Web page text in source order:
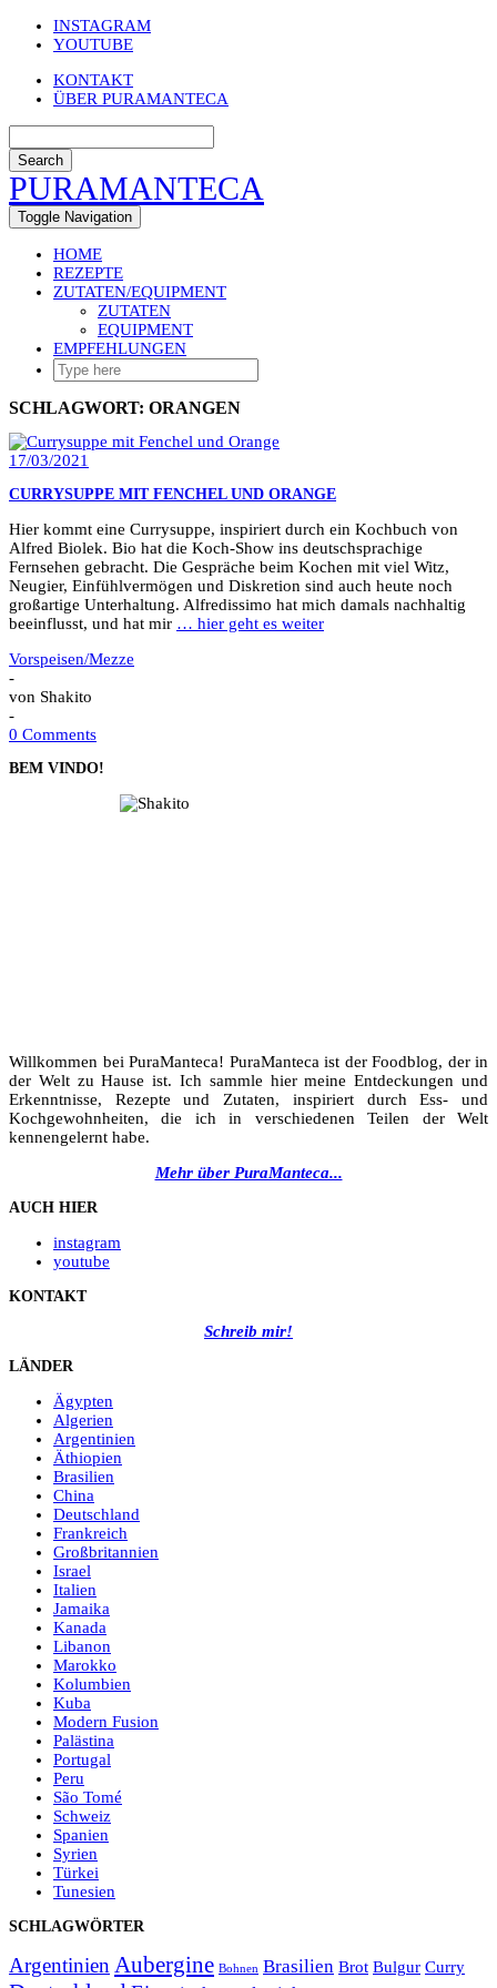
Skip
INSTAGRAM
YOUTUBE
KONTAKT
ÜBER PURAMANTECA
Search
PURAMANTECA
Toggle Navigation
HOME
REZEPTE
ZUTATEN/EQUIPMENT
ZUTATEN
EQUIPMENT
EMPFEHLUNGEN
SCHLAGWORT: ORANGEN
17/03/2021
CURRYSUPPE MIT FENCHEL UND ORANGE
Hier kommt eine Currysuppe, inspiriert durch ein Kochbuch von
Alfred Biolek. Bio hat die Koch-Show ins deutschsprachige
Fernsehen gebracht. Die Gespräche beim Kochen mit viel Witz,
Neugier, Einfühlvermögen und Diskretion sind auch heute noch
großartige Unterhaltung. Alfredissimo hat mich damals nachhaltig
beeinflusst, und hat mir … hier geht es weiter
Vorspeisen/Mezze
-
von Shakito
-
0 Comments
BEM VINDO!
Willkommen bei PuraManteca! PuraManteca ist der Foodblog, der in
der Welt zu Hause ist. Ich sammle hier meine Entdeckungen und
Erkenntnisse, Rezepte und Zutaten, inspiriert durch Ess- und
Kochgewohnheiten, die ich in verschiedenen Teilen der Welt
kennengelernt habe.
Mehr über PuraManteca...
AUCH HIER
instagram
youtube
KONTAKT
Schreib mir!
LÄNDER
Ägypten
Algerien
Argentinien
Äthiopien
Brasilien
China
Deutschland
Frankreich
Großbritannien
Israel
Italien
Jamaika
Kanada
Libanon
Marokko
Kolumbien
Kuba
Modern Fusion
Palästina
Portugal
Peru
São Tomé
Schweiz
Spanien
Syrien
Türkei
Tunesien
SCHLAGWÖRTER
ArgentinienAubergine Bohnen Brasilien Brot Bulgur Curry